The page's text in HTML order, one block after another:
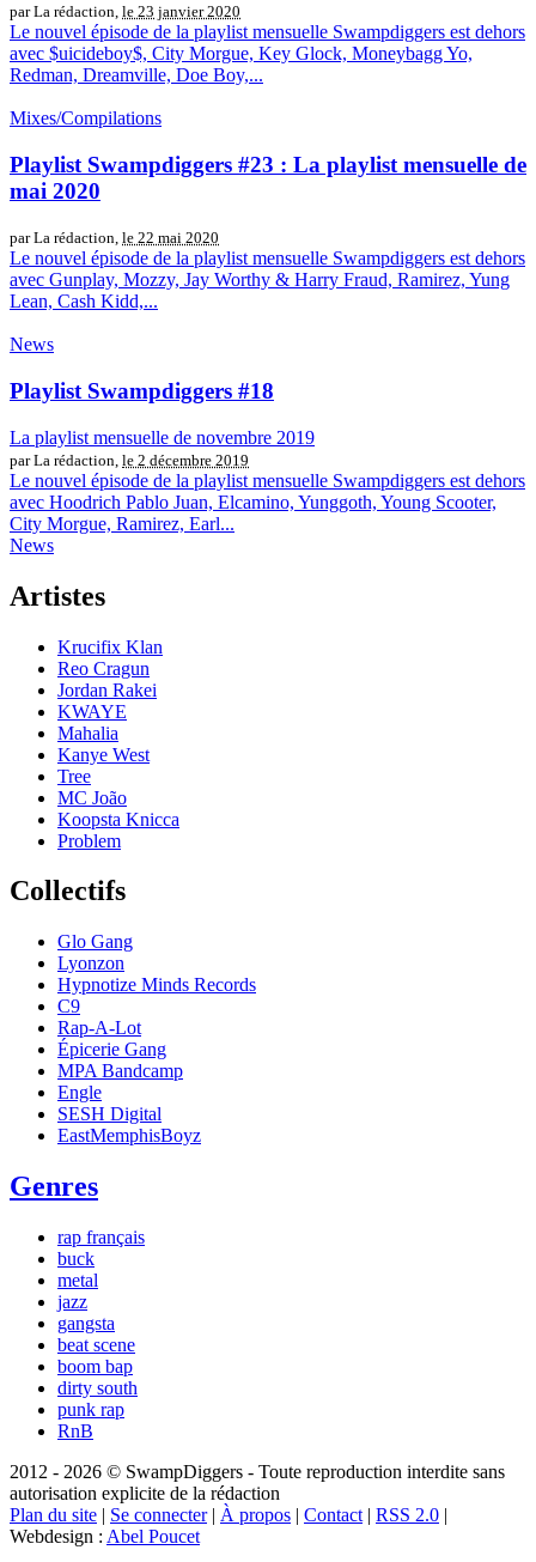
par La rédaction, le 23 janvier 2020
Le nouvel épisode de la playlist mensuelle Swampdiggers est dehors
avec $uicideboy$, City Morgue, Key Glock, Moneybagg Yo,
Redman, Dreamville, Doe Boy,...
Mixes/Compilations
Playlist Swampdiggers #23 : La playlist mensuelle de
mai 2020
par La rédaction, le 22 mai 2020
Le nouvel épisode de la playlist mensuelle Swampdiggers est dehors
avec Gunplay, Mozzy, Jay Worthy & Harry Fraud, Ramirez, Yung
Lean, Cash Kidd,...
News
Playlist Swampdiggers #18
La playlist mensuelle de novembre 2019
par La rédaction, le 2 décembre 2019
Le nouvel épisode de la playlist mensuelle Swampdiggers est dehors
avec Hoodrich Pablo Juan, Elcamino, Yunggoth, Young Scooter,
City Morgue, Ramirez, Earl...
News
Artistes
Krucifix Klan
Reo Cragun
Jordan Rakei
KWAYE
Mahalia
Kanye West
Tree
MC João
Koopsta Knicca
Problem
Collectifs
Glo Gang
Lyonzon
Hypnotize Minds Records
C9
Rap-A-Lot
Épicerie Gang
MPA Bandcamp
Engle
SESH Digital
EastMemphisBoyz
Genres
rap français
buck
metal
jazz
gangsta
beat scene
boom bap
dirty south
punk rap
RnB
2012 - 2026 © SwampDiggers - Toute reproduction interdite sans
autorisation explicite de la rédaction
Plan du site | Se connecter| À propos | Contact | RSS 2.0 |
Webdesign : Abel Poucet